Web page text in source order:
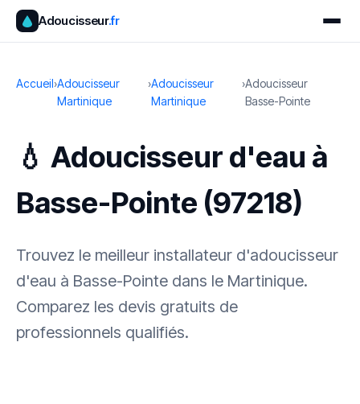
Adoucisseur.fr
Accueil›Adoucisseur
Martinique
›Adoucisseur
Martinique
›Adoucisseur
Basse-Pointe
💧 Adoucisseur d'eau à
Basse-Pointe (97218)
Trouvez le meilleur installateur d'adoucisseur
d'eau à Basse-Pointe dans le Martinique.
Comparez les devis gratuits de
professionnels qualifiés.